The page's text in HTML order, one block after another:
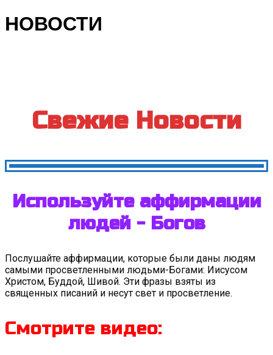
НОВОСТИ
Свежие Новости
Используйте аффирмации
людей - Богов
Послушайте аффирмации, которые были даны людям
самыми просветленными людьми-Богами: Иисусом
Христом, Буддой, Шивой. Эти фразы взяты из
священных писаний и несут свет и просветление.
Смотрите видео: